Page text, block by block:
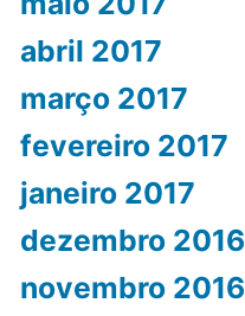
abril 2017
março 2017
fevereiro 2017
janeiro 2017
dezembro 2016
novembro 2016